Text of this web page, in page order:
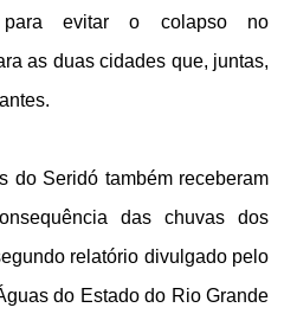
para evitar o colapso no
as duas cidades que, juntas,
do Seridó também receberam
das chuvas dos
relatório divulgado pelo
do Estado do Rio Grande